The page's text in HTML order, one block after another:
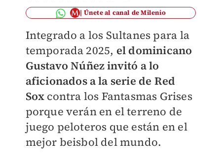
Únete al canal de Milenio
Integrado a los Sultanes para la
temporada 2025, el dominicano
Gustavo Núñez invitó a lo
aficionados a la serie de Red
Sox contra los Fantasmas Grises
porque verán en el terreno de
juego peloteros que están en el
mejor beisbol del mundo.